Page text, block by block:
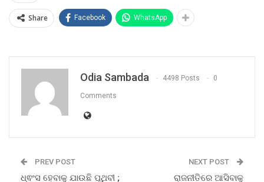
Share Facebook WhatsApp
Odia Sambada 4498 Posts 0
Comments
PREV POST
ଧ୍ଵଂସ ହେବାକୁ ଯାଉଛି ପୃଥିବୀ ;
NEXT POST
ରାଜନୀତିରେ ଆସିବାକୁ